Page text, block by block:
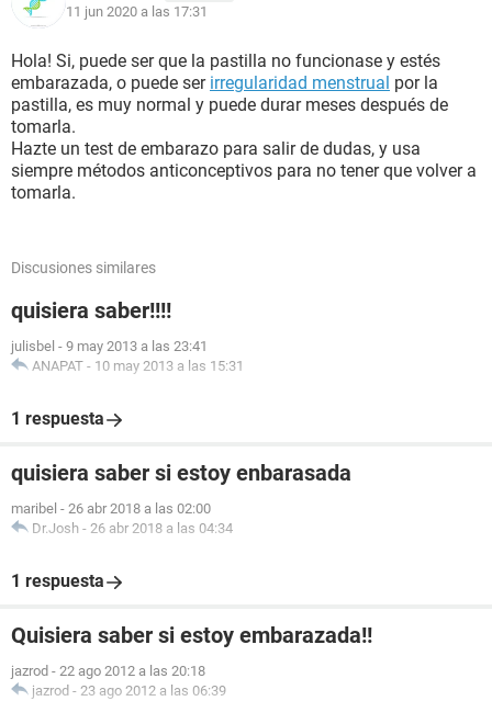
11 jun 2020 a las 17:31
Hola! Si, puede ser que la pastilla no funcionase y estés
embarazada, o puede ser irregularidad menstrual por la
pastilla, es muy normal y puede durar meses después de
tomarla.
Hazte un test de embarazo para salir de dudas, y usa
siempre métodos anticonceptivos para no tener que volver a
tomarla.
Discusiones similares
quisiera saber!!!!
julisbel - 9 may 2013 a las 23:41
ANAPAT - 10 may 2013 a las 15:31
1 respuesta
quisiera saber si estoy enbarasada
maribel - 26 abr 2018 a las 02:00
Dr.Josh - 26 abr 2018 a las 04:34
1 respuesta
Quisiera saber si estoy embarazada!!
jazrod - 22 ago 2012 a las 20:18
jazrod - 23 ago 2012 a las 06:39